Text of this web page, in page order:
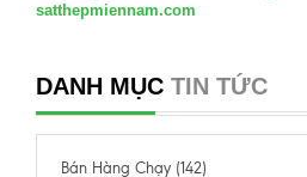
satthepmiennam.com
DANH MỤC TIN TỨC
Bán Hàng Chạy (142)